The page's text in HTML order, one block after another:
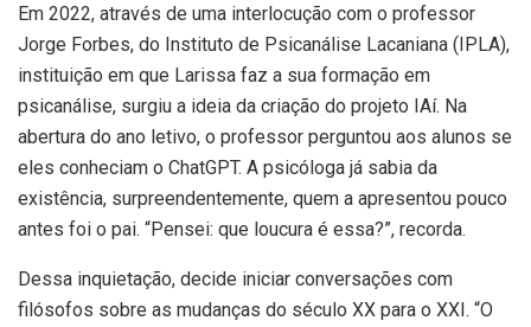
Em 2022, através de uma interlocução com o professor
Jorge Forbes, do Instituto de Psicanálise Lacaniana (IPLA),
instituição em que Larissa faz a sua formação em
psicanálise, surgiu a ideia da criação do projeto IAí. Na
abertura do ano letivo, o professor perguntou aos alunos se
eles conheciam o ChatGPT. A psicóloga já sabia da
existência, surpreendentemente, quem a apresentou pouco
antes foi o pai. “Pensei: que loucura é essa?”, recorda.
Dessa inquietação, decide iniciar conversações com
filósofos sobre as mudanças do século XX para o XXI. “O